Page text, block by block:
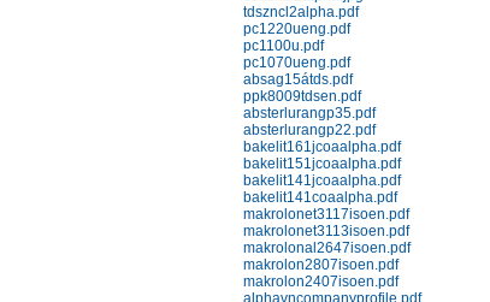
Nhựa Phenolic 141 (Bakelit) ép
đứng
Chi tiết
Nhựa Phenolic 141J (Bakelit) ép
phun
Chi tiết Mua hàng
tdszncl2alpha.pdf
pc1220ueng.pdf
pc1100u.pdf
pc1070ueng.pdf
absag15átds.pdf
ppk8009tdsen.pdf
absterlurangp35.pdf
absterlurangp22.pdf
bakelit161jcoaalpha.pdf
bakelit151jcoaalpha.pdf
bakelit141jcoaalpha.pdf
bakelit141coaalpha.pdf
makrolonet3117isoen.pdf
makrolonet3113isoen.pdf
makrolonal2647isoen.pdf
makrolon2807isoen.pdf
makrolon2407isoen.pdf
alphavncompanyprofile.pdf